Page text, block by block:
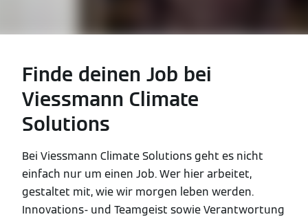
Finde deinen Job bei
Viessmann Climate
Solutions
Bei Viessmann Climate Solutions geht es nicht
einfach nur um einen Job. Wer hier arbeitet,
gestaltet mit, wie wir morgen leben werden.
Innovations- und Teamgeist sowie Verantwortung